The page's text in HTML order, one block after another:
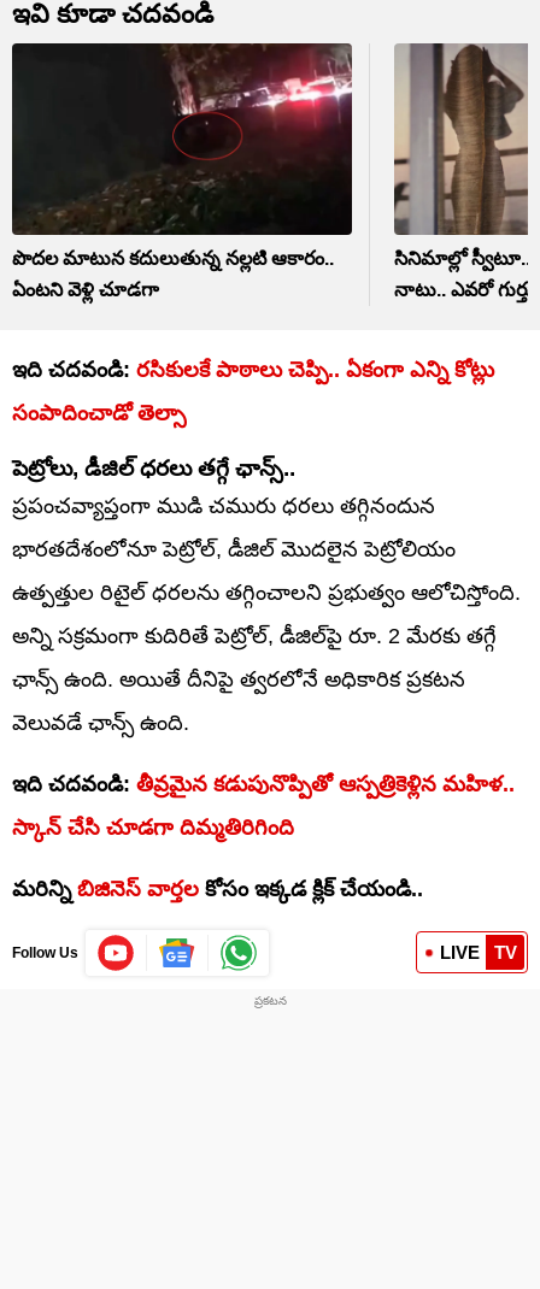
ఇవి కూడా చదవండి
పొదల మాటున కదులుతున్న నల్లటి ఆకారం..
ఏంటని వెళ్లి చూడగా
సినిమాల్లో
నాటు.. ఎవరో
ఇది చదవండి: రసికులకే పాఠాలు చెప్పి.. ఏకంగా ఎన్ని కోట్లు
సంపాదించాడో తెల్సా
పెట్రోలు, డీజిల్ ధరలు తగ్గే ఛాన్స్..
ప్రపంచవ్యాప్తంగా ముడి చమురు ధరలు తగ్గినందున
భారతదేశంలోనూ పెట్రోల్, డీజిల్ మొదలైన పెట్రోలియం
ఉత్పత్తుల రిటైల్ ధరలను తగ్గించాలని ప్రభుత్వం ఆలోచిస్తోంది.
అన్ని సక్రమంగా కుదిరితే పెట్రోల్, డీజిల్‌పై రూ. 2 మేరకు తగ్గే
ఛాన్స్ ఉంది. అయితే దీనిపై త్వరలోనే అధికారిక ప్రకటన
వెలువడే ఛాన్స్ ఉంది.
ఇది చదవండి: తీవ్రమైన కడుపునొప్పితో ఆస్పత్రికెళ్లిన మహిళ..
స్కాన్ చేసి చూడగా దిమ్మతిరిగింది
మరిన్ని బిజినెస్ వార్తల కోసం ఇక్కడ క్లిక్ చేయండి..
Follow Us LIVE TV